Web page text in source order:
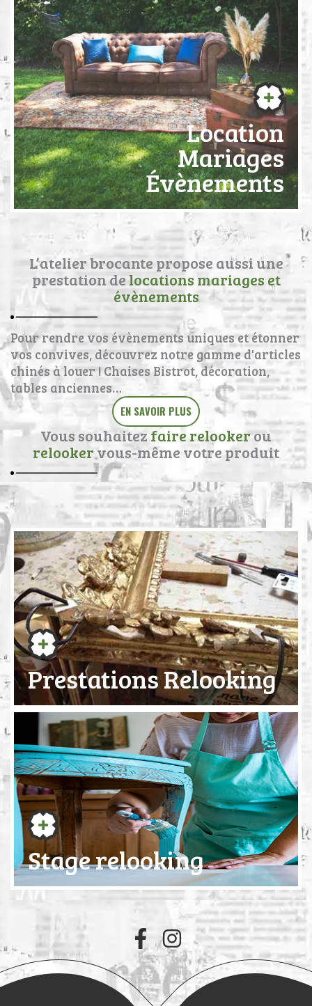
Location
Mariages
Évènements
L’atelier brocante propose aussi une
prestation de locations mariages et
évènements
Pour rendre vos évènements uniques et étonner
vos convives, découvrez notre gamme d'articles
chinés à louer ! Chaises Bistrot, décoration,
tables anciennes…
EN SAVOIR PLUS
Vous souhaitez faire relookerou
relookervous-même votre produit
Prestations Relooking
Stage relooking